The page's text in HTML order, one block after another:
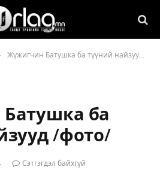
Жүжигчин Батушка ба түүний найзууд /фото/
ба
/фото/
Сэтгэгдэл байхгүй